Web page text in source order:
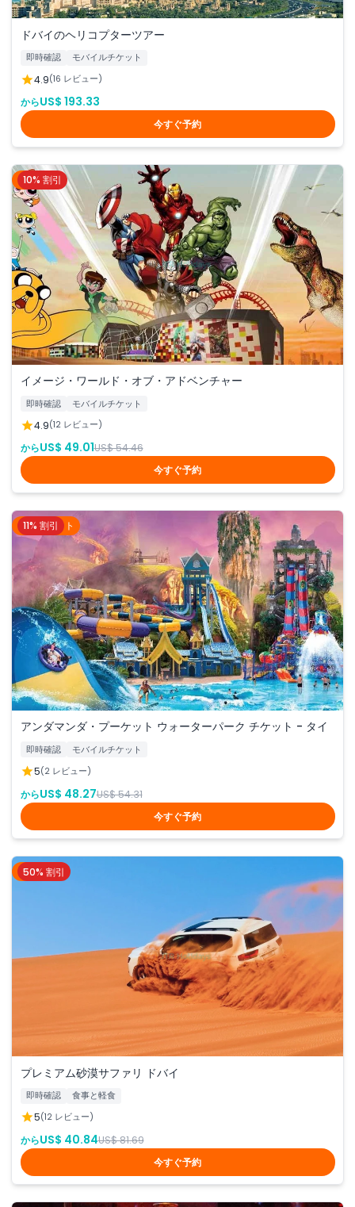
ドバイのヘリコプターツアー
即時確認 モバイルチケット
4.9(16 レビュー)
からUS$ 193.33
今すぐ予約
ドバイ
10% 割引
イメージ・ワールド・オブ・アドベンチャー
即時確認 モバイルチケット
4.9(12 レビュー)
からUS$ 49.01US$ 54.46
今すぐ予約
プーケット
11% 割引
アンダマンダ・プーケット ウォーターパーク チケット - タイ
即時確認 モバイルチケット
5(2 レビュー)
からUS$ 48.27US$ 54.31
今すぐ予約
ドバイ
50% 割引
プレミアム砂漠サファリ ドバイ
即時確認 食事と軽食
5(12 レビュー)
からUS$ 40.84US$ 81.69
今すぐ予約